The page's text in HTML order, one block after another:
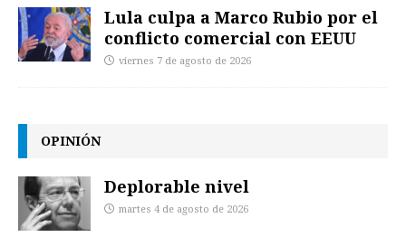
Lula culpa a Marco Rubio por el
conflicto comercial con EEUU
viernes 7 de agosto de 2026
OPINIÓN
Deplorable nivel
martes 4 de agosto de 2026